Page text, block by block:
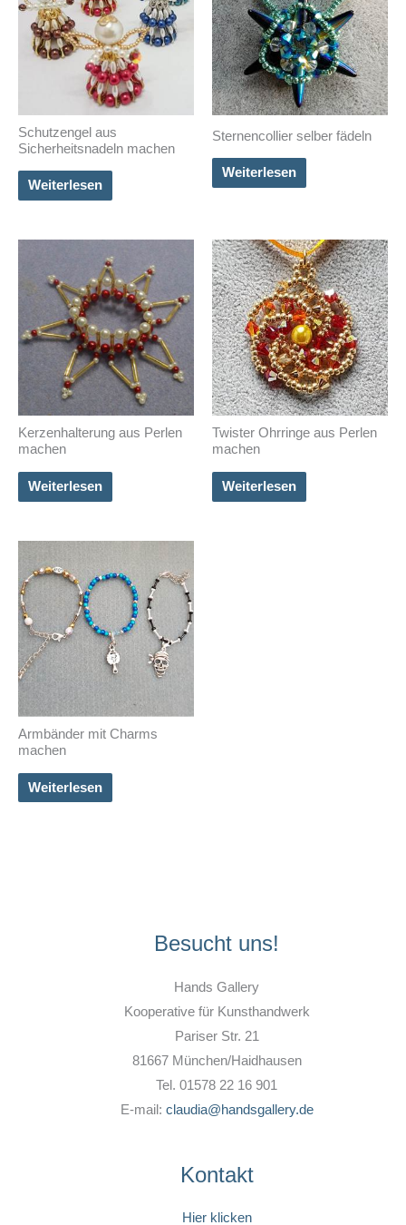
Schutzengel aus
Sicherheitsnadeln machen
Weiterlesen
Sternencollier selber fädeln
Weiterlesen
Kerzenhalterung aus Perlen
machen
Weiterlesen
Twister Ohrringe aus Perlen
machen
Weiterlesen
Armbänder mit Charms
machen
Weiterlesen
Besucht uns!
Hands Gallery
Kooperative für Kunsthandwerk
Pariser Str. 21
81667 München/Haidhausen
Tel. 01578 22 16 901
E-mail: claudia@handsgallery.de
Kontakt
Hier klicken